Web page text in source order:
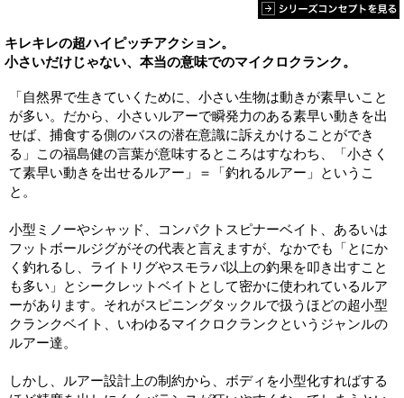
キレキレの超ハイピッチアクション。
小さいだけじゃない、本当の意味でのマイクロクランク。
「自然界で生きていくために、小さい生物は動きが素早いこと
が多い。だから、小さいルアーで瞬発力のある素早い動きを出
せば、捕食する側のバスの潜在意識に訴えかけることができ
る」この福島健の言葉が意味するところはすなわち、「小さく
て素早い動きを出せるルアー」＝「釣れるルアー」というこ
と。
小型ミノーやシャッド、コンパクトスピナーベイト、あるいは
フットボールジグがその代表と言えますが、なかでも「とにか
く釣れるし、ライトリグやスモラバ以上の釣果を叩き出すこと
も多い」とシークレットベイトとして密かに使われているルア
ーがあります。それがスピニングタックルで扱うほどの超小型
クランクベイト、いわゆるマイクロクランクというジャンルの
ルアー達。
しかし、ルアー設計上の制約から、ボディを小型化すればする